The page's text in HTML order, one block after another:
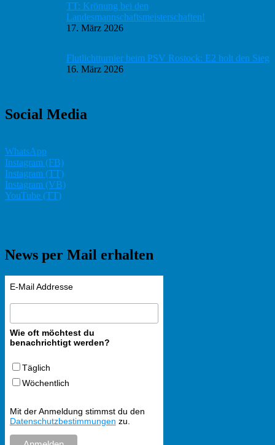
TT: Krönung bei den
Landesmannschaftsmeisterschaften!
17. März 2026
Flutlichtturnier beim PSV Rostock: E2 holt den Sieg
16. März 2026
Social Media
WhatsApp
Instagram (FB)
Instagram (TT)
Instagram (VB)
YouTube (TT)
News per Mail erhalten
E-Mail Addresse
Wie oft möchtest du
benachrichtigt werden?
Täglich
Wöchentlich
Mit der Anmeldung stimmst du den
Datenschutzbestimmungen zu.